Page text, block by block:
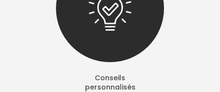
Conseils
personnalisés